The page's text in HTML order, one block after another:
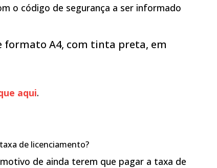
o código de segurança a ser informado
formato A4, com tinta preta, em
aqui.
de licenciamento?
de ainda terem que pagar a taxa de